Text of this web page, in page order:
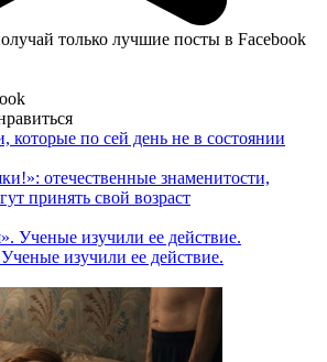
только лучшие посты в Facebook
отечественные знаменитости,
принять свой возраст
изучили ее действие.